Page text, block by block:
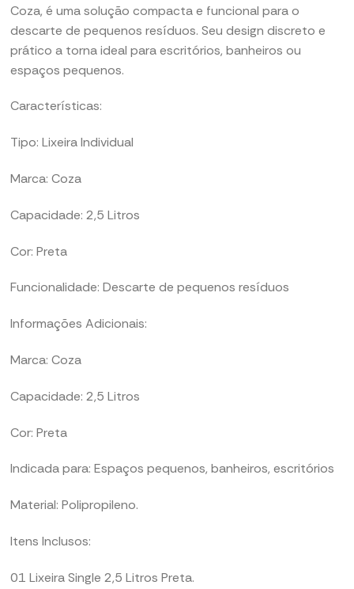
Coza, é uma solução compacta e funcional para o
descarte de pequenos resíduos. Seu design discreto e
prático a torna ideal para escritórios, banheiros ou
espaços pequenos.
Características:
Tipo: Lixeira Individual
Marca: Coza
Capacidade: 2,5 Litros
Cor: Preta
Funcionalidade: Descarte de pequenos resíduos
Informações Adicionais:
Marca: Coza
Capacidade: 2,5 Litros
Cor: Preta
Indicada para: Espaços pequenos, banheiros, escritórios
Material: Polipropileno.
Itens Inclusos:
01 Lixeira Single 2,5 Litros Preta.